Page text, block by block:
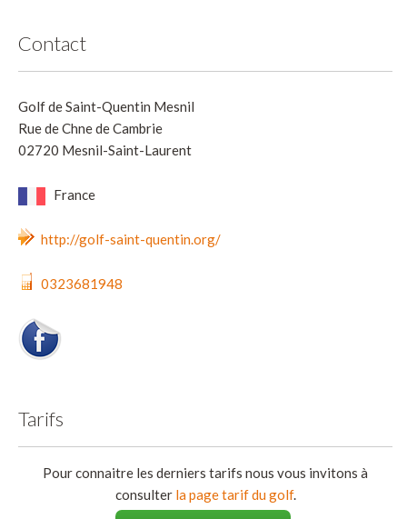
Contact
Golf de Saint-Quentin Mesnil
Rue de Chne de Cambrie
02720 Mesnil-Saint-Laurent
France
http://golf-saint-quentin.org/
0323681948
Tarifs
Pour connaitre les derniers tarifs nous vous invitons à
consulter la page tarif du golf.